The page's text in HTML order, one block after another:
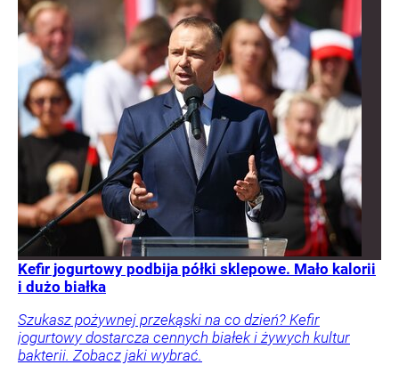
Kefir jogurtowy podbija półki sklepowe. Mało kalorii
i dużo białka
Szukasz pożywnej przekąski na co dzień? Kefir
jogurtowy dostarcza cennych białek i żywych kultur
bakterii. Zobacz jaki wybrać.